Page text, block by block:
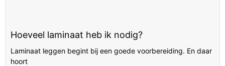
Hoeveel laminaat heb ik nodig?
Laminaat leggen begint bij een goede voorbereiding. En daar
hoort